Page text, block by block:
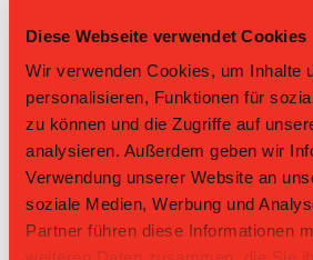
Diese Webseite verwendet Cookies
Wir verwenden Cookies, um Inhalte
personalisieren, Funktionen für
zu können und die Zugriffe auf
analysieren. Außerdem geben wir
Verwendung unserer Website an
soziale Medien, Werbung und
Partner führen diese Informationen